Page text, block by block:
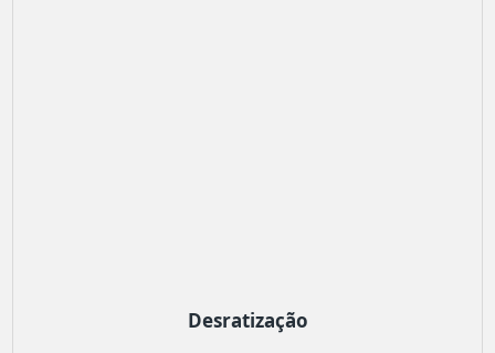
Desratização